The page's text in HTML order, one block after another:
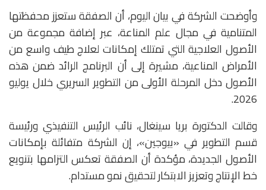
وأوضحت الشركة في بيان اليوم، أن الصفقة ستعزز محفظتها
المتنامية في مجال علم المناعة، عبر إضافة مجموعة من
الأصول العلاجية التي تمتلك إمكانات لعلاج طيف واسع من
الأمراض المناعية، مشيرة إلى أن البرنامج الرائد ضمن هذه
الأصول دخل المرحلة الأولى من التطوير السريري خلال يوليو
2026.
وقالت الدكتورة بريا سينغال، نائب الرئيس التنفيذي ورئيسة
قسم التطوير في «بيوجين»، إن الشركة متفائلة بإمكانات
الأصول الجديدة، مؤكدة أن الصفقة تعكس التزامها بتنويع
خط الإنتاج وتعزيز الابتكار لتحقيق نمو مستدام.